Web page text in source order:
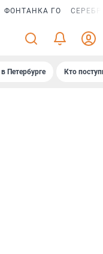
ФОНТАНКА ГО
Петербурге Кто